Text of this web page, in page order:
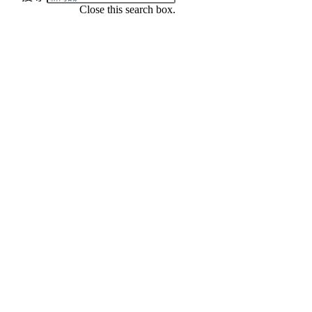
Close this search box.